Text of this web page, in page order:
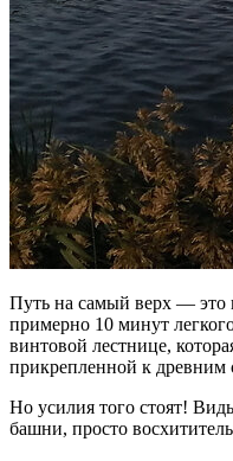
Путь на самый верх — это
примерно 10 минут
винтовой лестнице,
прикрепленной к древним
Но усилия того стоят!
башни, просто